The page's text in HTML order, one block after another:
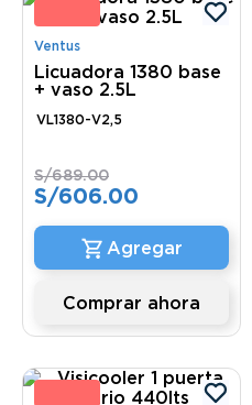
Ventus
Licuadora 1380 base
+ vaso 2.5L
VL1380-V2,5
S/689.00
S/606.00
Comprar ahora